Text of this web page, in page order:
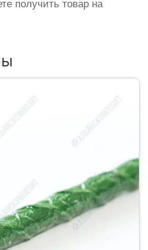
получить товар на